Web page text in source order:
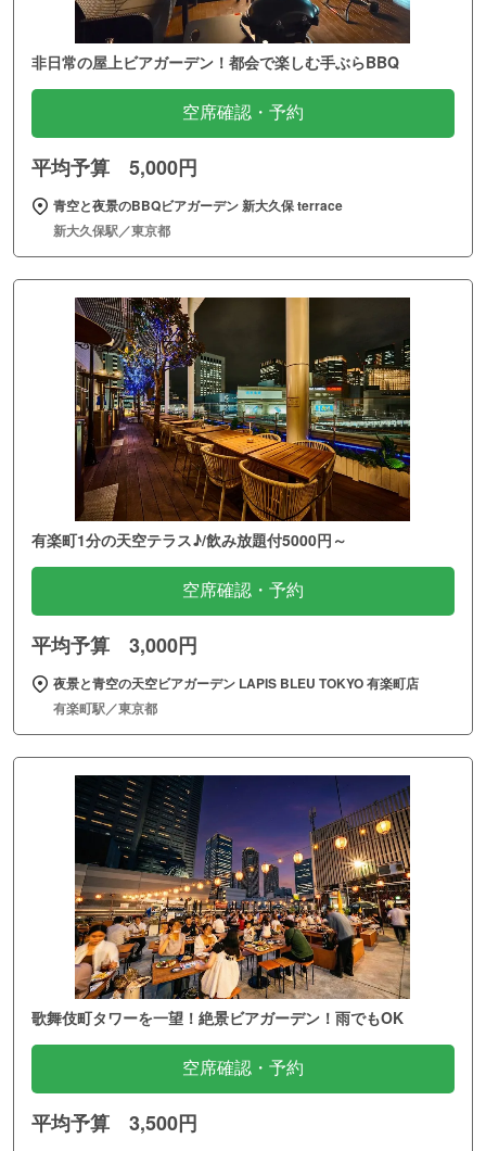
非日常の屋上ビアガーデン！都会で楽しむ手ぶらBBQ
空席確認・予約
平均予算 5,000円
青空と夜景のBBQビアガーデン 新大久保 terrace
新大久保駅／東京都
有楽町1分の天空テラス♪/飲み放題付5000円～
空席確認・予約
平均予算 3,000円
夜景と青空の天空ビアガーデン LAPIS BLEU TOKYO 有楽町店
有楽町駅／東京都
歌舞伎町タワーを一望！絶景ビアガーデン！雨でもOK
空席確認・予約
平均予算 3,500円